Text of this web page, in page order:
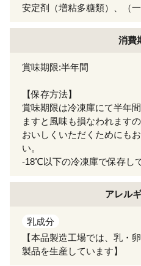
安定剤（増粘多糖類）、（
消費
賞味期限:半年間
【保存方法】
賞味期限は冷凍庫にて半年
ますと風味も損なわれますの
おいしくいただくためにも
い。
-18℃以下の冷凍庫で保存し
アレル
乳成分
【本品製造工場では、乳・
製品を生産しています】